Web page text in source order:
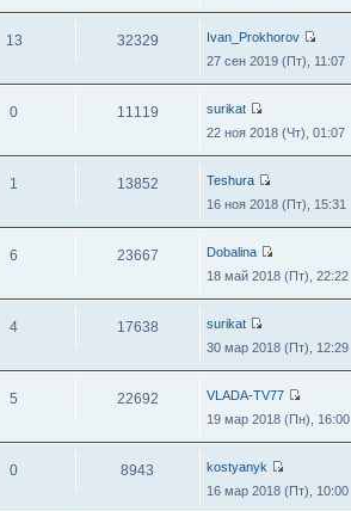
13 32329
Ivan_Prokhorov
27 сен 2019 (Пт), 11:07
0 11119
surikat
22 ноя 2018 (Чт), 01:07
1 13852
Teshura
16 ноя 2018 (Пт), 15:31
6 23667
Dobalina
18 май 2018 (Пт), 22:22
4 17638
surikat
30 мар 2018 (Пт), 12:29
5 22692
VLADA-TV77
19 мар 2018 (Пн), 16:00
0 8943
kostyanyk
16 мар 2018 (Пт), 10:00